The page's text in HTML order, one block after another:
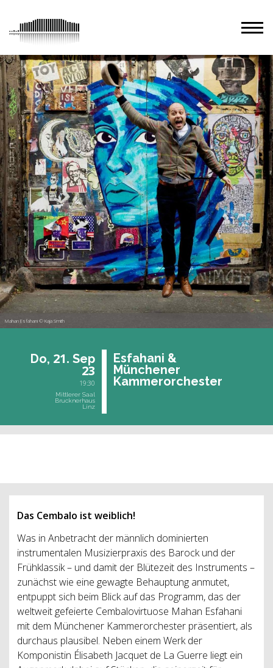
Mahan Esfahani © Kaja Smith
Do, 21. Sep
23
19:30
Mittlerer Saal
Brucknerhaus
Linz
Es­faha­ni &
Mün­che­ner
Kam­mer­or­ches­ter
Das Cembalo ist weiblich!
Was in Anbetracht der männlich dominierten
instrumentalen Musizierpraxis des Barock und der
Frühklassik – und damit der Blütezeit des Instruments –
zunächst wie eine gewagte Behauptung anmutet,
entpuppt sich beim Blick auf das Programm, das der
weltweit gefeierte Cembalovirtuose Mahan Esfahani
mit dem Münchener Kammerorchester präsentiert, als
durchaus plausibel. Neben einem Werk der
Komponistin Élisabeth Jacquet de La Guerre liegt ein